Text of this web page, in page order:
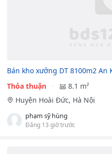
Bán kho xưởng DT 8100m2 An
Thỏa thuận
8.1 m²
Huyện Hoài Đức, Hà Nội
phạm sỹ hùng
Đăng 13 giờ trước